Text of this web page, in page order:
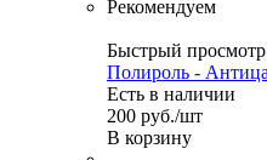
Рекомендуем
Быстрый просмотр
Полироль -
Есть в наличии
200 руб./шт
В корзину